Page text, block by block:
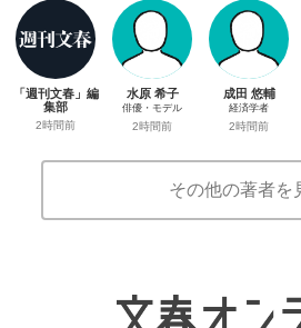
「週刊文春」編
集部
2時間前
水原 希子
俳優・モデル
2時間前
成田 悠輔
経済学者
2時間前
その他の著者を